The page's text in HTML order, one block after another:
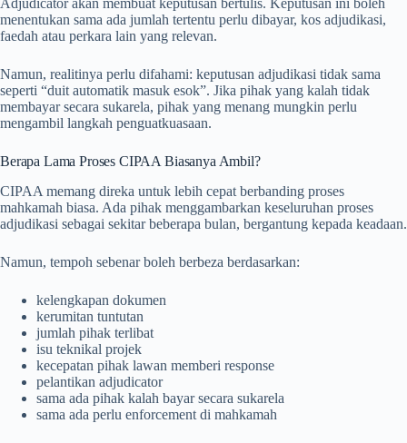
menentukan sama ada jumlah tertentu perlu dibayar, kos adjudikasi,
faedah atau perkara lain yang relevan.
Namun, realitinya perlu difahami: keputusan adjudikasi tidak sama
seperti “duit automatik masuk esok”. Jika pihak yang kalah tidak
membayar secara sukarela, pihak yang menang mungkin perlu
mengambil langkah penguatkuasaan.
Berapa Lama Proses CIPAA Biasanya Ambil?
CIPAA memang direka untuk lebih cepat berbanding proses
mahkamah biasa. Ada pihak menggambarkan keseluruhan proses
adjudikasi sebagai sekitar beberapa bulan, bergantung kepada keadaan.
Namun, tempoh sebenar boleh berbeza berdasarkan:
kelengkapan dokumen
kerumitan tuntutan
jumlah pihak terlibat
isu teknikal projek
kecepatan pihak lawan memberi response
pelantikan adjudicator
sama ada pihak kalah bayar secara sukarela
sama ada perlu enforcement di mahkamah